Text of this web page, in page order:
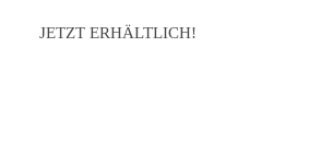
JETZT ERHÄLTLICH!